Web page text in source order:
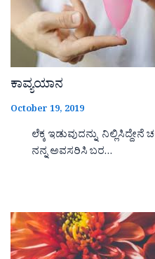
ಕಾವ್ಯಯಾನ
October 19, 2019
ಲೆಕ್ಕ ಇಡುವುದನ್ನು
ನನ್ನ ಅವಸರಿಸಿ ಬರ…